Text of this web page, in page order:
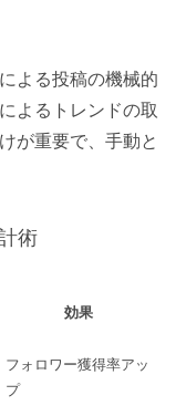
よる投稿の機械的
よるトレンドの取
が重要で、手動と
術
効果
フォロワー獲得率アッ
プ